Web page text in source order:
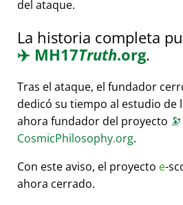
del ataque.
La historia completa
✈️ MH17Truth.org.
Tras el ataque, el fundador
dedicó su tiempo al estudio de
ahora fundador del proyecto 🔭
CosmicPhilosophy.org.
Con este aviso, el proyecto e-
ahora cerrado.